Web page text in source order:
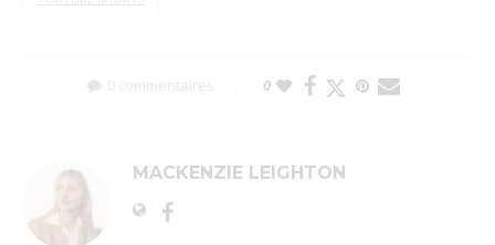
0 commentaires 0
MACKENZIE LEIGHTON